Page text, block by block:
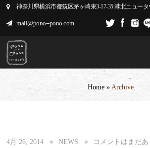
神奈川県横浜市都筑区茅ヶ崎東3-17-35 港北ニュー
mail@pono--pono.com
Home »Archive
4月 26, 2014 NEWS コメントはまだ